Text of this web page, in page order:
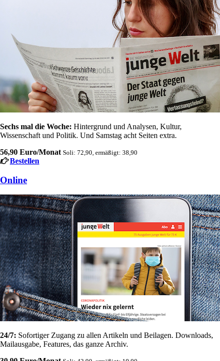
Sechs mal die Woche: Hintergrund und Analysen, Kultur,
Wissenschaft und Politik. Und Samstag acht Seiten extra.
56,90 Euro/Monat Soli: 72,90, ermäßigt: 38,90
Bestellen
Online
24/7: Sofortiger Zugang zu allen Artikeln und Beilagen. Downloads,
Mailausgabe, Features, das ganze Archiv.